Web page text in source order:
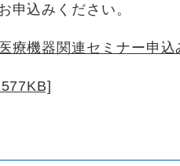
申込みください。
療機器関連セミナー申込